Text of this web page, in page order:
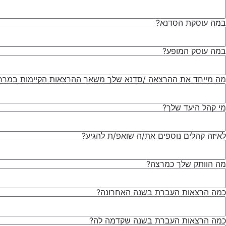
במה עוסקת הסדנא?
במה עוסק המופע?
מה מייחד את ההרצאה /סדנא שלך משאר ההרצאות הקיימות
מי קהל היעד שלך?
לאיזה קהלים נוספים את/ה שואפ/ת להגיע?
מה הוותק שלך כמרצה?
כמה הרצאות העברת בשנה האחרונה?
כמה הרצאות העברת בשנה שקדמה לה?